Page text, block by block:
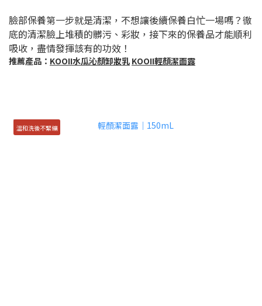
臉部保養第一步就是清潔，不想讓後續保養白忙一場嗎？徹
底的清潔臉上堆積的髒污、彩妝，接下來的保養品才能順利
吸收，盡情發揮該有的功效！
推薦產品： KOOII水瓜沁顏卸妝乳 KOOII輕顏潔面露
溫和洗後不緊繃